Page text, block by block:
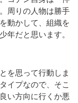
周りの人物は勝手
動かして、組織を
年だと思います。
を思って行動しま
イプなので、そこ
い方向に行くか悪